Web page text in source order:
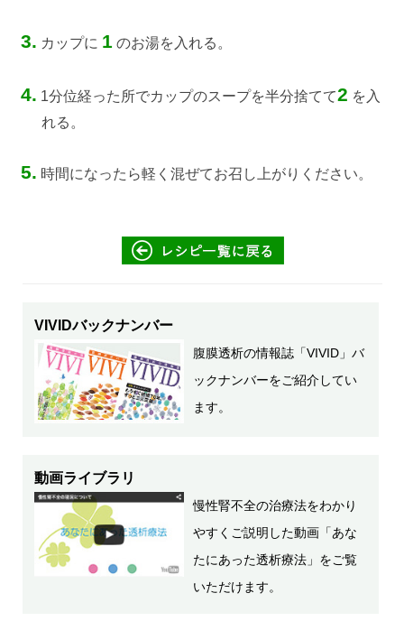
3. カップに 1 のお湯を入れる。
4. 1分位経った所でカップのスープを半分捨てて2 を入
れる。
5. 時間になったら軽く混ぜてお召し上がりください。
VIVIDバックナンバー
腹膜透析の情報誌「VIVID」バ
ックナンバーをご紹介してい
ます。
動画ライブラリ
慢性腎不全の治療法をわかり
やすくご説明した動画「あな
たにあった透析療法」をご覧
いただけます。